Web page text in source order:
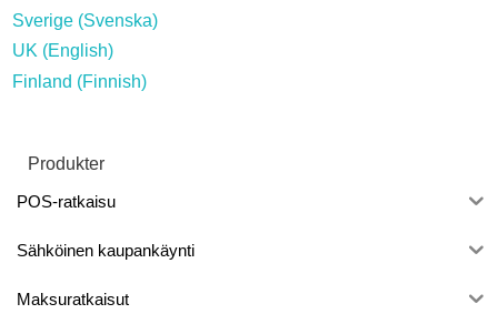
Sverige (Svenska)
UK (English)
Finland (Finnish)
Produkter
POS-ratkaisu
Sähköinen kaupankäynti
Maksuratkaisut